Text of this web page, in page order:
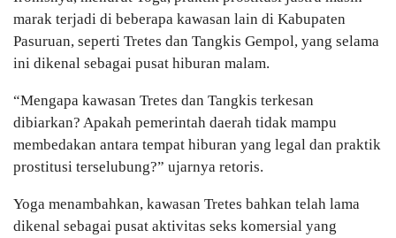
marak terjadi di beberapa kawasan lain di Kabupaten
Pasuruan, seperti Tretes dan Tangkis Gempol, yang selama
ini dikenal sebagai pusat hiburan malam.
“Mengapa kawasan Tretes dan Tangkis terkesan
dibiarkan? Apakah pemerintah daerah tidak mampu
membedakan antara tempat hiburan yang legal dan praktik
prostitusi terselubung?” ujarnya retoris.
Yoga menambahkan, kawasan Tretes bahkan telah lama
dikenal sebagai pusat aktivitas seks komersial yang